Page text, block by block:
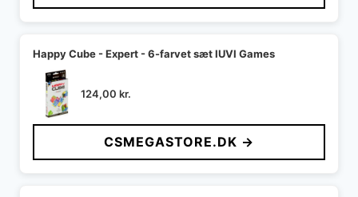
Happy Cube - Expert - 6-farvet sæt IUVI Games
124,00 kr.
CSMEGASTORE.DK →